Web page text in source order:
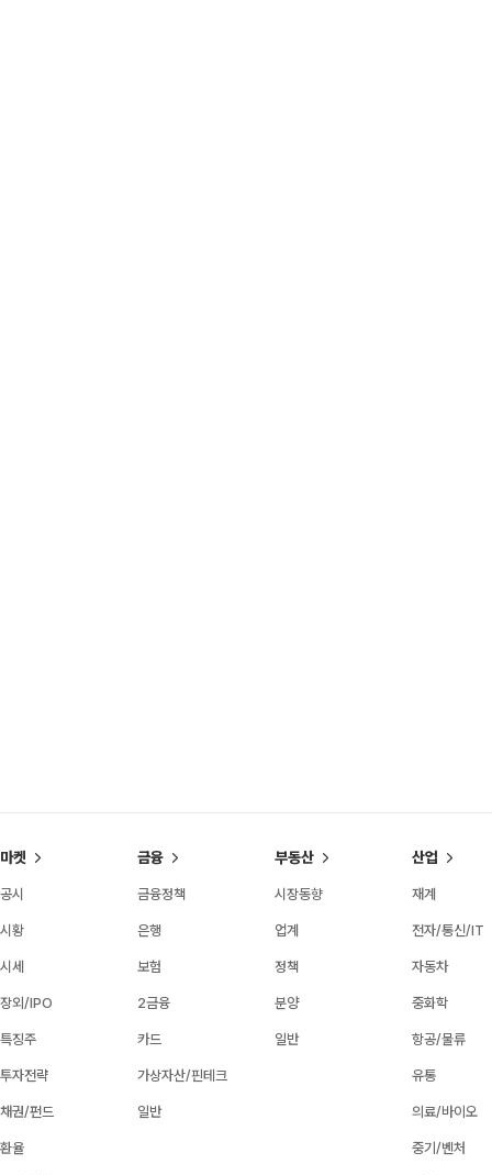
마켓
공시
시황
시세
장외/IPO
특징주
투자전략
채권/펀드
환율
금융
금융정책
은행
보험
2금융
카드
가상자산/핀테크
일반
부동산
시장동향
업계
정책
분양
일반
산업
재계
전자/통신/IT
자동차
중화학
항공/물류
유통
의료/바이오
중기/벤처